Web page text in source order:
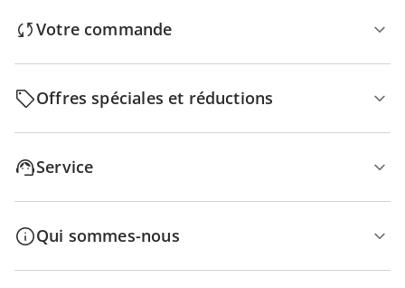
Votre commande
Offres spéciales et réductions
Service
Qui sommes-nous